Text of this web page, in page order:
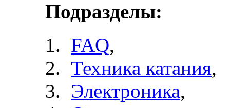
Подразделы:
FAQ,
Техника катания,
Электроника,